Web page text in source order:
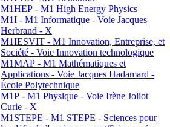
M1HEP - M1 High Energy Physics
M1I - M1 Informatique - Voie Jacques
Herbrand - X
M1IESVIT - M1 Innovation, Entreprise, et
Société - Voie Innovation technologique
M1MAP - M1 Mathématiques et
Applications - Voie Jacques Hadamard -
École Polytechnique
M1P - M1 Physique - Voie Irène Joliot
Curie - X
M1STEPE - M1 STEPE - Sciences pour